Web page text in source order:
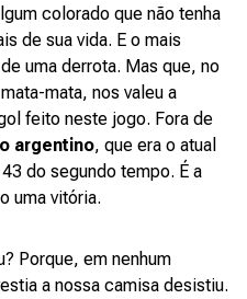
colorado que não tenha
de sua vida. E o mais
uma derrota. Mas que, no
mata, nos valeu a
feito neste jogo. Fora de
argentino, que era o atual
do segundo tempo. É a
uma vitória.
Porque, em nenhum
a nossa camisa desistiu.